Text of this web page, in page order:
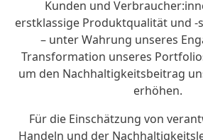
Kunden und
erstklassige Produktqualität und -
– unter Wahrung unseres
Transformation unseres
um den Nachhaltigkeitsbeitrag
erhöhen.
Für die Einschätzung von
Handeln und der